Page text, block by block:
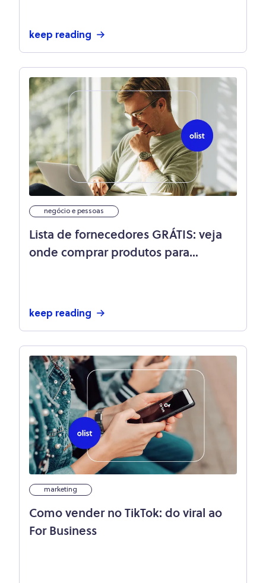
keep reading
negócio e pessoas
Lista de fornecedores GRÁTIS: veja
onde comprar produtos para
keep reading
marketing
Como vender no TikTok: do viral ao
For Business